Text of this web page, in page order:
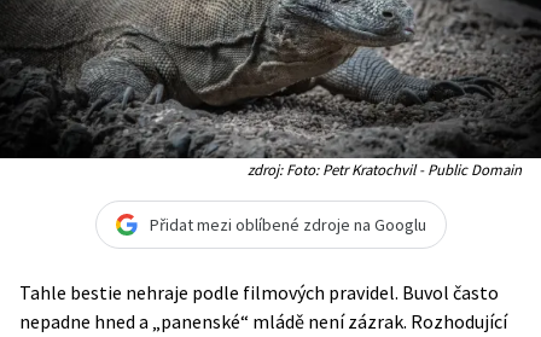
zdroj: Foto: Petr Kratochvil - Public Domain
Přidat mezi oblíbené zdroje na Googlu
Tahle bestie nehraje podle filmových pravidel. Buvol často
nepadne hned a „panenské“ mládě není zázrak. Rozhodující